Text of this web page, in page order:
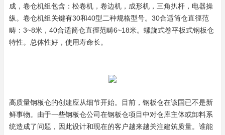
成，卷仓机组包含：松卷机，卷边机，成形机，三角扒杆，电器操
纵。卷仓机组关键有30和40型二种规格型号。30合适筒仓直徑范
畴：3~8米，40合适筒仓直徑范畴6~18米。螺旋式卷平板式钢板仓
特性。总体性好，使用寿命长。
高质量钢板仓的创建应从细节开始。目前，钢板仓在该国已不是新
鲜事物。由于一些钢板仓公司在钢板仓项目中对仓库主体或卸料系
统造成了问题，因此设计和现在的客户越来越关注建筑质量。谁能